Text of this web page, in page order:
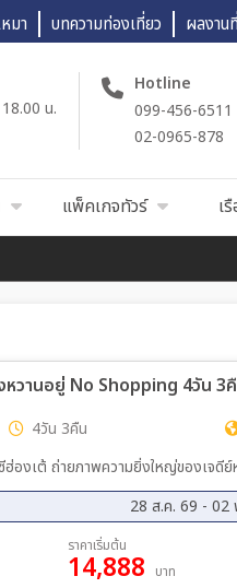
มา บทความท่องเที่ยว ผลงาน
น.
Hotline
099-456-6511
02-0965-878
แพ็คเกจทัวร์ เ
หวานอยู่ No Shopping 4วัน 3
4วัน 3คืน
องเต้ ถ่ายภาพความยิ่งใหญ่ของเจดีย์
28 ส.ค. 69 - 02
04 ก.ย. 69 - 07 ก.ย. 69
16 ต.ค. 69 - 19 ต.ค. 69
ราคาเริ่มต้น
14,888 บาท